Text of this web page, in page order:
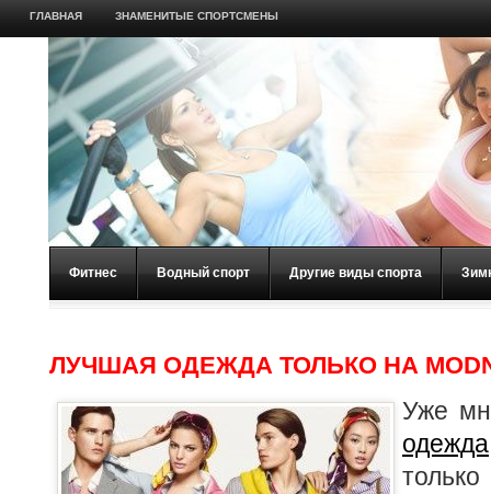
ГЛАВНАЯ ЗНАМЕНИТЫЕ СПОРТСМЕНЫ
Фитнес Водный спорт Другие виды спорта
ЛУЧШАЯ ОДЕЖДА ТОЛЬКО НА
Уже
одежда